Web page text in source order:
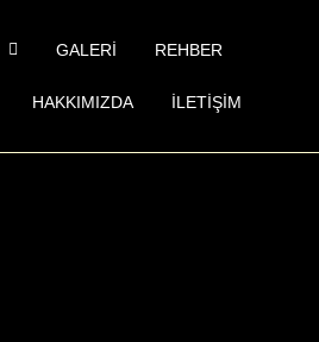
GALERI REHBER
HAKKIMIZDA İLETIŞIM